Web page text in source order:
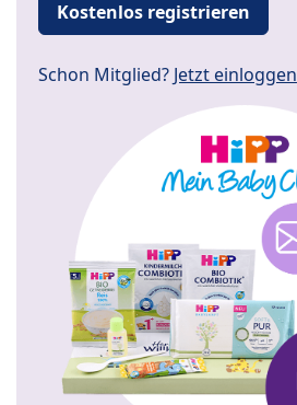
Kostenlos registrieren
Schon Mitglied? Jetzt einloggen